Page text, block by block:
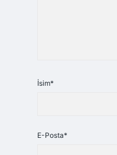
İsim*
E-Posta*